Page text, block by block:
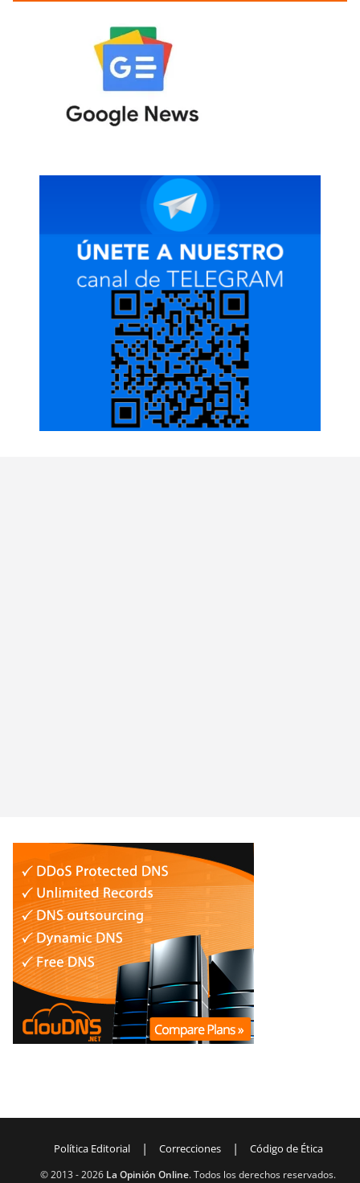
Política Editorial | Correcciones | Código de Ética
© 2013 -2026 La Opinión Online. Todos los derechos reservados.